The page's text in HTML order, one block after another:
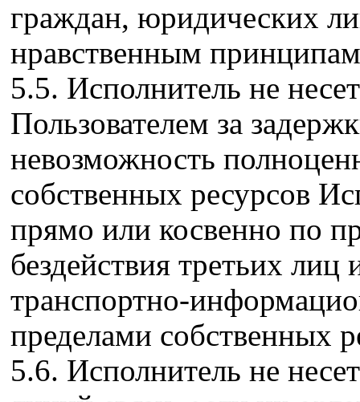
граждан, юридических
нравственным
5.5. Исполнитель не
Пользователем за
невозможность
собственных ресурсов
прямо или косвенно по
бездействия третьих
транспортно-
пределами собственных
5.6. Исполнитель не